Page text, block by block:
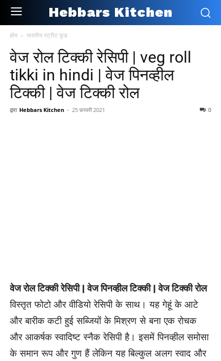
Hebbars Kitchen
होम भारतीय स्ट्रीट फूड
वेज रोल टिक्की रेसिपी | veg roll
tikki in hindi | वेज पिनव्हील
टिक्की | वेज टिक्की रोल
द्वारा Hebbars Kitchen - 25 फ़रवरी 2021 0
वेज रोल टिक्की रेसिपी | वेज पिनव्हील टिक्की | वेज टिक्की रोल
विस्तृत फोटो और वीडियो रेसिपी के साथ। यह गेहूं के आटे
और बारीक कटी हुई सब्जियों के मिश्रण से बना एक रोचक
और आकर्षक स्वादिष्ट स्नैक रेसिपी है। इसमें पिनव्हील समोसा
के समान रूप और गुण हैं लेकिन यह बिल्कुल अलग स्वाद और